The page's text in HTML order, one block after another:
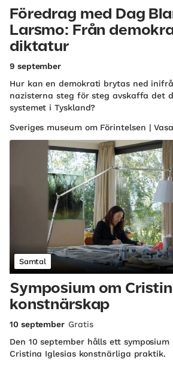
Föredrag med Dag
Larsmo: Från
diktatur
9 september
Hur kan en demokrati brytas ned
nazisterna steg för steg avskaffa det
systemet i Tyskland?
Sveriges museum om Förintelsen |
Samtal
Symposium om
konstnärskap
10 september Gratis
Den 10 september hålls ett
Cristina Iglesias konstnärliga praktik.